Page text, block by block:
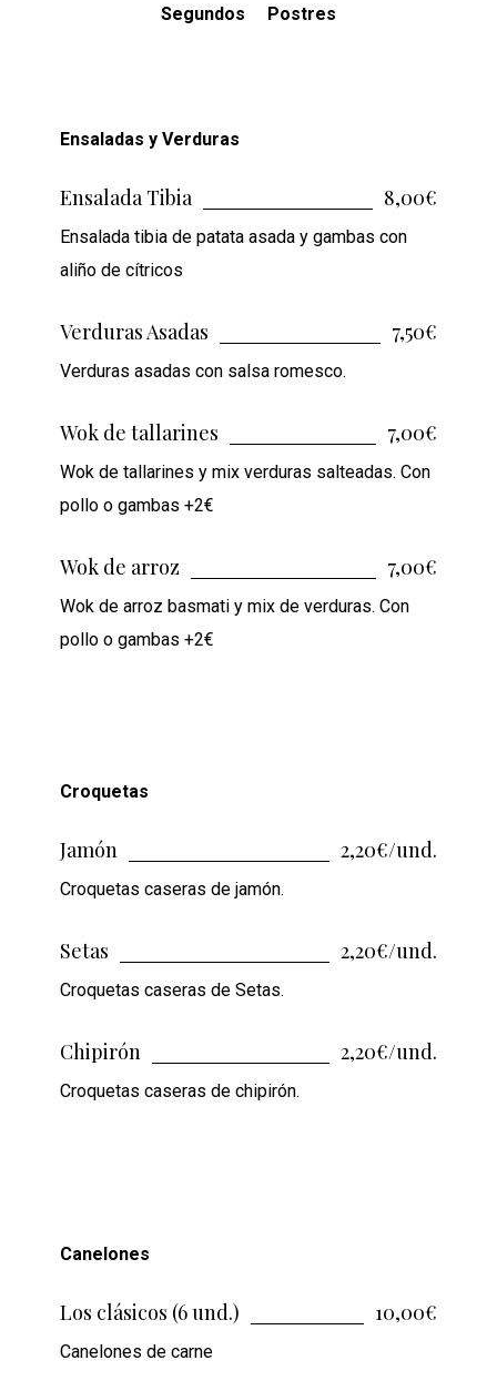
Segundos Postres
Ensaladas y Verduras
Ensalada Tibia 8,00€
Ensalada tibia de patata asada y gambas con
aliño de cítricos
Verduras Asadas 7,50€
Verduras asadas con salsa romesco.
Wok de tallarines 7,00€
Wok de tallarines y mix verduras salteadas. Con
pollo o gambas +2€
Wok de arroz 7,00€
Wok de arroz basmati y mix de verduras. Con
pollo o gambas +2€
Croquetas
Jamón 2,20€/und.
Croquetas caseras de jamón.
Setas 2,20€/und.
Croquetas caseras de Setas.
Chipirón 2,20€/und.
Croquetas caseras de chipirón.
Canelones
Los clásicos (6 und.) 10,00€
Canelones de carne